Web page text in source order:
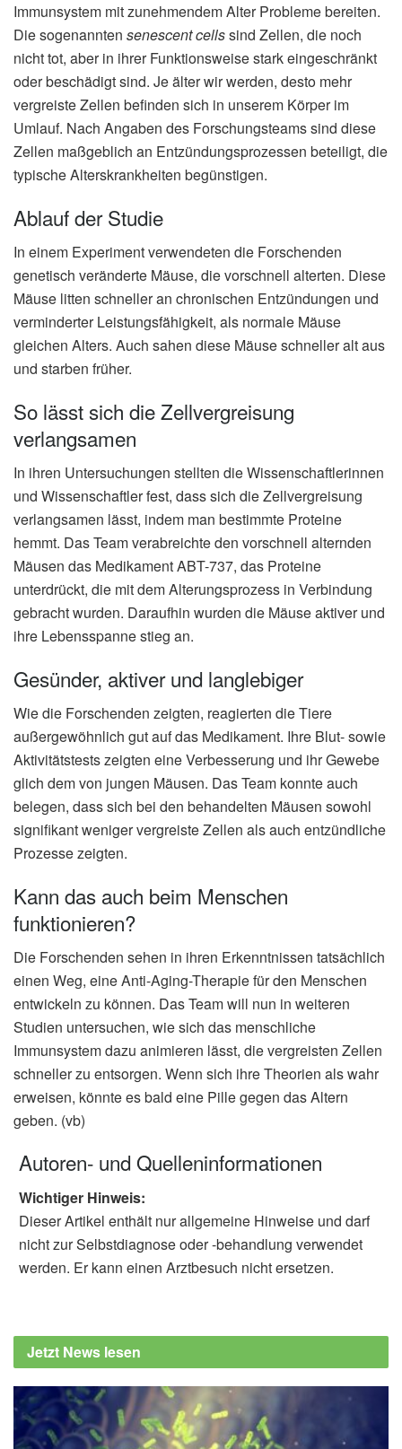
Immunsystem mit zunehmendem Alter Probleme bereiten.
Die sogenannten senescent cellssind Zellen, die noch
nicht tot, aber in ihrer Funktionsweise stark eingeschränkt
oder beschädigt sind. Je älter wir werden, desto mehr
vergreiste Zellen befinden sich in unserem Körper im
Umlauf. Nach Angaben des Forschungsteams sind diese
Zellen maßgeblich an Entzündungsprozessen beteiligt, die
typische Alterskrankheiten begünstigen.
Ablauf der Studie
In einem Experiment verwendeten die Forschenden
genetisch veränderte Mäuse, die vorschnell alterten. Diese
Mäuse litten schneller an chronischen Entzündungen und
verminderter Leistungsfähigkeit, als normale Mäuse
gleichen Alters. Auch sahen diese Mäuse schneller alt aus
und starben früher.
So lässt sich die Zellvergreisung
verlangsamen
In ihren Untersuchungen stellten die Wissenschaftlerinnen
und Wissenschaftler fest, dass sich die Zellvergreisung
verlangsamen lässt, indem man bestimmte Proteine
hemmt. Das Team verabreichte den vorschnell alternden
Mäusen das Medikament ABT-737, das Proteine
unterdrückt, die mit dem Alterungsprozess in Verbindung
gebracht wurden. Daraufhin wurden die Mäuse aktiver und
ihre Lebensspanne stieg an.
Gesünder, aktiver und langlebiger
Wie die Forschenden zeigten, reagierten die Tiere
außergewöhnlich gut auf das Medikament. Ihre Blut- sowie
Aktivitätstests zeigten eine Verbesserung und ihr Gewebe
glich dem von jungen Mäusen. Das Team konnte auch
belegen, dass sich bei den behandelten Mäusen sowohl
signifikant weniger vergreiste Zellen als auch entzündliche
Prozesse zeigten.
Kann das auch beim Menschen
funktionieren?
Die Forschenden sehen in ihren Erkenntnissen tatsächlich
einen Weg, eine Anti-Aging-Therapie für den Menschen
entwickeln zu können. Das Team will nun in weiteren
Studien untersuchen, wie sich das menschliche
Immunsystem dazu animieren lässt, die vergreisten Zellen
schneller zu entsorgen. Wenn sich ihre Theorien als wahr
erweisen, könnte es bald eine Pille gegen das Altern
geben. (vb)
Autoren- und Quelleninformationen
Wichtiger Hinweis:
Dieser Artikel enthält nur allgemeine Hinweise und darf
nicht zur Selbstdiagnose oder -behandlung verwendet
werden. Er kann einen Arztbesuch nicht ersetzen.
Jetzt News lesen